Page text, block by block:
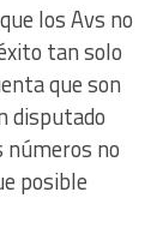
los Avs no
tan solo
que son
disputado
números no
posible